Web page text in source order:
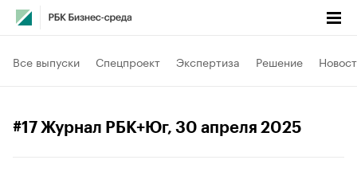
Все выпуски Спецпроект Экспертиза Решение
#17 Журнал РБК+Юг, 30 апреля 2025